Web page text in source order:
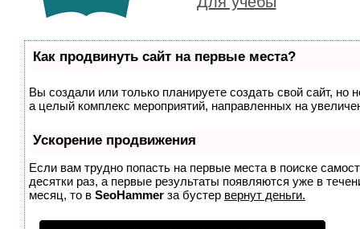
Как продвинуть сайт на первые места?
Вы создали или только планируете создать свой сайт, но
а целый комплекс мероприятий, направленных на
Ускорение продвижения
Если вам трудно попасть на первые места в поиске
десятки раз, а первые результаты появляются уже в
месяц, то в SeoHammer за бустер вернут деньги.